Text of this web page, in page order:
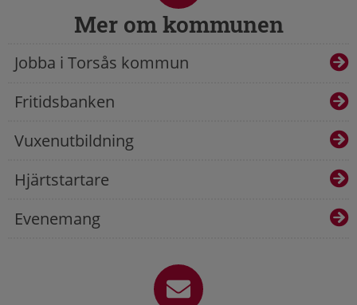
Mer om kommunen
Jobba i Torsås kommun
Fritidsbanken
Vuxenutbildning
Hjärtstartare
Evenemang